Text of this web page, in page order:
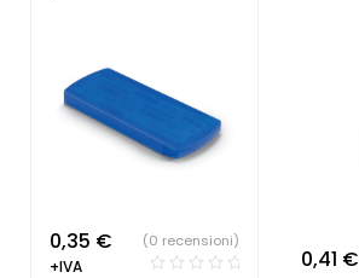
0,35 €
+IVA
(0 recensioni)
0,41 €